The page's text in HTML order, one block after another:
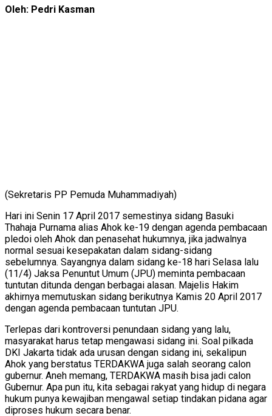
Oleh: Pedri Kasman
(Sekretaris PP Pemuda Muhammadiyah)
Hari ini Senin 17 April 2017 semestinya sidang Basuki
Thahaja Purnama alias Ahok ke-19 dengan agenda pembacaan
pledoi oleh Ahok dan penasehat hukumnya, jika jadwalnya
normal sesuai kesepakatan dalam sidang-sidang
sebelumnya. Sayangnya dalam sidang ke-18 hari Selasa lalu
(11/4) Jaksa Penuntut Umum (JPU) meminta pembacaan
tuntutan ditunda dengan berbagai alasan. Majelis Hakim
akhirnya memutuskan sidang berikutnya Kamis 20 April 2017
dengan agenda pembacaan tuntutan JPU.
Terlepas dari kontroversi penundaan sidang yang lalu,
masyarakat harus tetap mengawasi sidang ini. Soal pilkada
DKI Jakarta tidak ada urusan dengan sidang ini, sekalipun
Ahok yang berstatus TERDAKWA juga salah seorang calon
gubernur. Aneh memang, TERDAKWA masih bisa jadi calon
Gubernur. Apa pun itu, kita sebagai rakyat yang hidup di negara
hukum punya kewajiban mengawal setiap tindakan pidana agar
diproses hukum secara benar.